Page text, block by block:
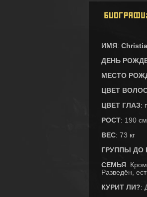
ИМЯ:
ДЕНЬ
МЕСТО
ЦВЕТ
ЦВЕТ ГЛАЗ:
РОСТ: 190 см
ВЕС: 73 кг
ГРУППЫ ДО
СЕМЬЯ:
Разведён,
КУРИТ ЛИ?: